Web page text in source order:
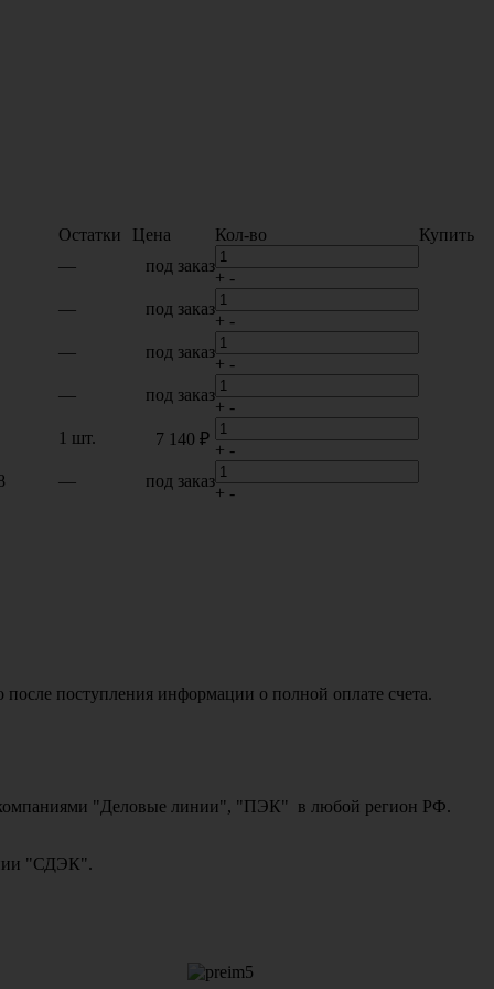
Остатки Цена Кол-во
Купить
— под заказ
+ -
— под заказ
+ -
— под заказ
+ -
— под заказ
+ -
1 шт. 7 140 ₽
+ -
— под заказ
+ -
поступления информации о полной оплате счета.
компаниями "Деловые линии", "ПЭК" в любой регион РФ.
"СДЭК".